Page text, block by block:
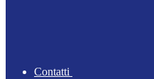
Contatti